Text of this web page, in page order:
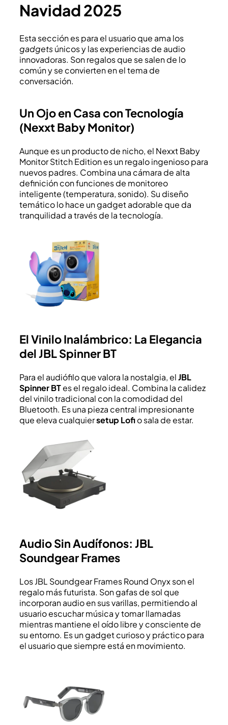
Navidad 2025
Esta sección es para el usuario que ama los
gadgetsúnicos y las experiencias de audio
innovadoras. Son regalos que se salen de lo
común y se convierten en el tema de
conversación.
Un Ojo en Casa con Tecnología
(Nexxt Baby Monitor)
Aunque es un producto de nicho, el Nexxt Baby
Monitor Stitch Edition es un regalo ingenioso para
nuevos padres. Combina una cámara de alta
definición con funciones de monitoreo
inteligente (temperatura, sonido). Su diseño
temático lo hace un gadget adorable que da
tranquilidad a través de la tecnología.
El Vinilo Inalámbrico: La Elegancia
del JBL Spinner BT
Para el audiófilo que valora la nostalgia, elJBL
Spinner BTes el regalo ideal. Combina la calidez
del vinilo tradicional con la comodidad del
Bluetooth. Es una pieza central impresionante
que eleva cualquiersetup Lofio sala de estar.
Audio Sin Audífonos: JBL
Soundgear Frames
Los JBL Soundgear Frames Round Onyx son el
regalo más futurista. Son gafas de sol que
incorporan audio en sus varillas, permitiendo al
usuario escuchar música y tomar llamadas
mientras mantiene el oído libre y consciente de
su entorno. Es un gadget curioso y práctico para
el usuario que siempre está en movimiento.